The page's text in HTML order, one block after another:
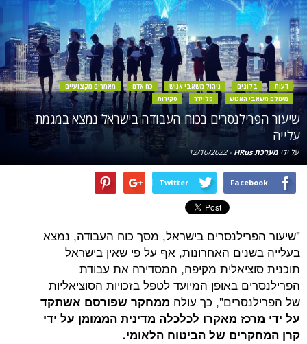
דעות בלוגים ניהול משאבי אנוש כח אדם
מאמרים מקצועיים
מעולם משאבי האנוש
סליידר סקירות
שיעור הפרילנסרים בכוח העבודה בישראל נמצא במגמת
עלייה
על ידי מערכת HRus -
12/10/2022
Facebook
Twitter
"שיעור הפרילנסרים בישראל, מסך כוח העבודה, נמצא
בעלייה בשנים האחרונות, אף על פי שאין בישראל
תוכנית סוציאלית מקיפה, המסדירה את עבודת
הפרילנסרים באופן המיועד לטפל בזכויות הסוציאליות
של הפרילנסרים", כך עולה ממחקר שפורסם אשתקד
על ידי מרכז מאקרו לכלכלה מדינית הממומן על ידי
קרן המחקרים של הביטוח הלאומי.